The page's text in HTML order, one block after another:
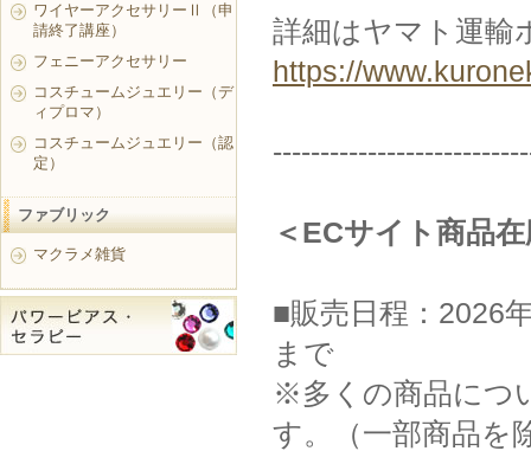
詳細はヤマト運輸
https://
＜ECサイト商品
■販売日程：2026
まで
※多くの商品につ
す。（一部商品を
ワイヤーアクセサリーⅡ（申
請終了講座）
フェニーアクセサリー
コスチュームジュエリー（デ
ィプロマ）
コスチュームジュエリー（認
定）
ファブリック
マクラメ雑貨